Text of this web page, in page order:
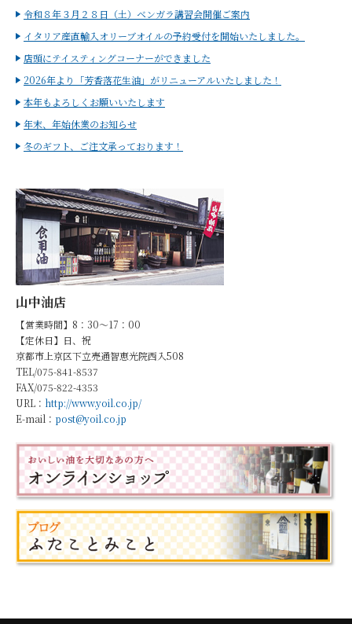
令和８年３月２８日（土）ベンガラ講習会開催ご案内
イタリア産直輸入オリーブオイルの予約受付を開始いたしました。
店頭にテイスティングコーナーができました
2026年より「芳香落花生油」がリニューアルいたしました！
本年もよろしくお願いいたします
年末、年始休業のお知らせ
冬のギフト、ご注文承っております！
山中油店
【営業時間】8：30～17：00
【定休日】日、祝
京都市上京区下立売通智恵光院西入508
TEL/075-841-8537
FAX/075-822-4353
URL： http://www.yoil.co.jp/
E-mail： post@yoil.co.jp